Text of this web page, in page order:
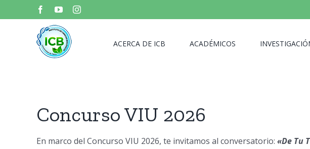
to
FacebookYouTubeInstagram
ACERCA DE ICB ACADÉMICOS
Concurso VIU 2026
En marco del Concurso VIU 2026, te invitamos al conversatorio: «De Tu